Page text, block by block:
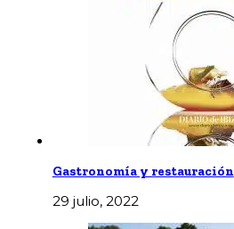
Gastronomía y restauración
29 julio, 2022